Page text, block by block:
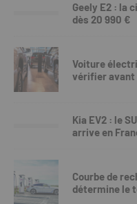
Geely E2 : la
dès 20 990 €
Voiture
vérifier avant
Kia EV2 : le
arrive en
Courbe de
détermine le